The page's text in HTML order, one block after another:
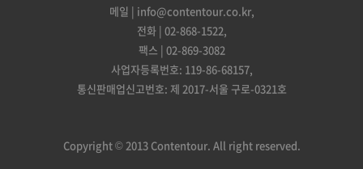
메일 | info@contentour.co.kr,
전화 | 02-868-1522,
팩스 | 02-869-3082
사업자등록번호: 119-86-68157,
통신판매업신고번호: 제 2017-서울 구로-0321호
Copyright © 2013 Contentour. All right reserved.